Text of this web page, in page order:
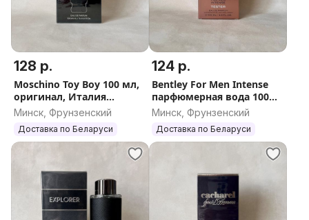
128 р.
Moschino Toy Boy 100 мл,
оригинал, Италия
(Москино Той Бой
мужской)
Минск, Фрунзенский
Доставка по Беларуси
124 р.
Bentley For Men Intense
парфюмерная вода 100
мл, оригинал, Франция
Минск, Фрунзенский
Доставка по Беларуси